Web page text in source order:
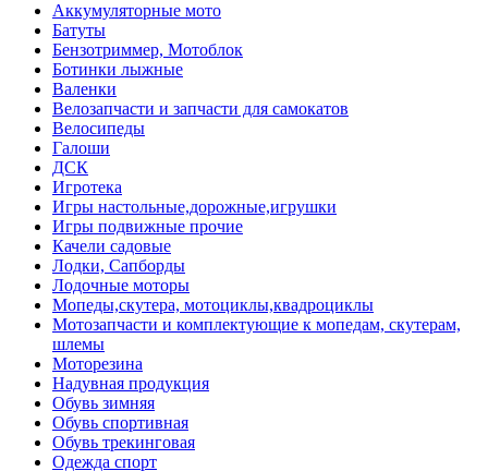
Аккумуляторные мото
Батуты
Бензотриммер, Мотоблок
Ботинки лыжные
Валенки
Велозапчасти и запчасти для самокатов
Велосипеды
Галоши
ДСК
Игротека
Игры настольные,дорожные,игрушки
Игры подвижные прочие
Качели садовые
Лодки, Сапборды
Лодочные моторы
Мопеды,скутера, мотоциклы,квадроциклы
Мотозапчасти и комплектующие к мопедам, скутерам,
шлемы
Моторезина
Надувная продукция
Обувь зимняя
Обувь спортивная
Обувь трекинговая
Одежда спорт